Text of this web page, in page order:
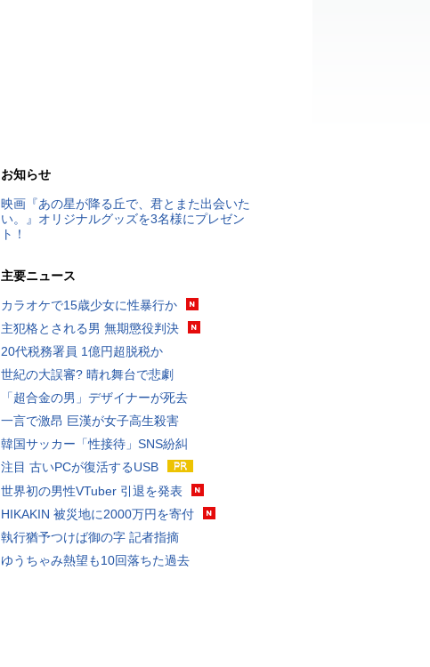
お知らせ
映画『あの星が降る丘で、君とまた出会いた
い。』オリジナルグッズを3名様にプレゼン
ト！
主要ニュース
カラオケで15歳少女に性暴行か
主犯格とされる男 無期懲役判決
20代税務署員 1億円超脱税か
世紀の大誤審? 晴れ舞台で悲劇
「超合金の男」デザイナーが死去
一言で激昂 巨漢が女子高生殺害
韓国サッカー「性接待」SNS紛糾
注目 古いPCが復活するUSB
世界初の男性VTuber 引退を発表
HIKAKIN 被災地に2000万円を寄付
執行猶予つけば御の字 記者指摘
ゆうちゃみ熱望も10回落ちた過去